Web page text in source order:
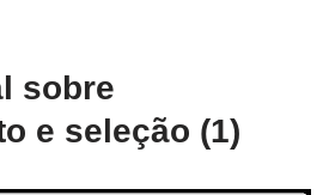
sobre
e seleção (1)